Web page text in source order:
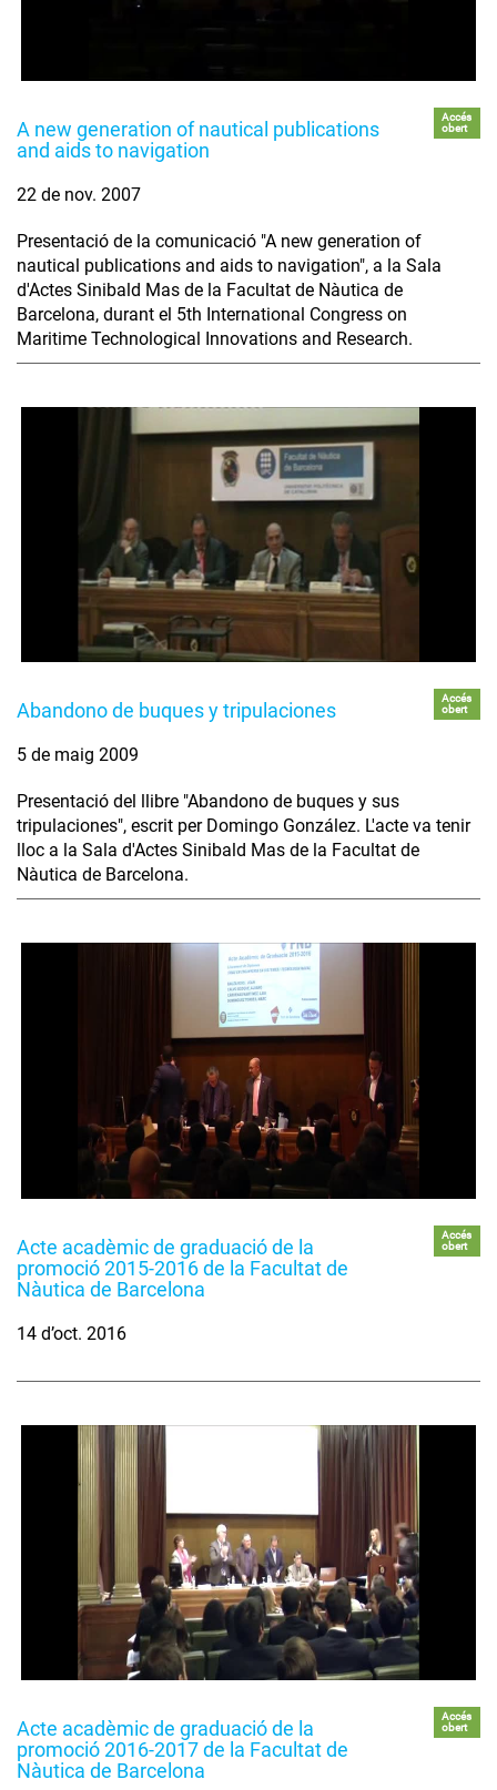
A new generation of nautical publications
and aids to navigation
Accés
obert
22 de nov. 2007
Presentació de la comunicació "A new generation of
nautical publications and aids to navigation", a la Sala
d'Actes Sinibald Mas de la Facultat de Nàutica de
Barcelona, durant el 5th International Congress on
Maritime Technological Innovations and Research.
Abandono de buques y tripulaciones
Accés
obert
5 de maig 2009
Presentació del llibre "Abandono de buques y sus
tripulaciones", escrit per Domingo González. L'acte va tenir
lloc a la Sala d'Actes Sinibald Mas de la Facultat de
Nàutica de Barcelona.
Acte acadèmic de graduació de la
promoció 2015-2016 de la Facultat de
Nàutica de Barcelona
Accés
obert
14 d’oct. 2016
Acte acadèmic de graduació de la
promoció 2016-2017 de la Facultat de
Nàutica de Barcelona
Accés
obert